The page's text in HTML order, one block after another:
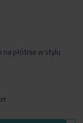
płótnie w stylu